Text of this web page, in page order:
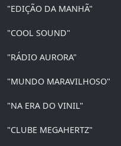
"EDIÇÃO DA MANHÃ"
"COOL SOUND"
"RÁDIO AURORA"
"MUNDO MARAVILHOSO"
"NA ERA DO VINIL"
"CLUBE MEGAHERTZ"